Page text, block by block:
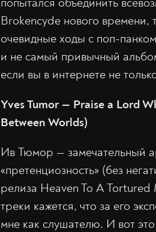
Brokencyde нового времени,
очевидные ходы с поп-
и не самый привычный
если вы в интернете не
Yves Tumor — Praise a Lord
Between Worlds)
Ив Тюмор — замечательный
«претенциозность» (без
релиза Heaven To A
треки кажется, что за его
мне как слушателю. И вот